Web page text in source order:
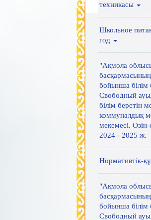
техникасы
Школьное
год
"Ақмола
бойынша білім
Свободный
білім беретін
коммуналдық
мекемесі. Өзін-
2024 - 2025 ж.
Нормативтік-
"Ақмола
бойынша білім
Свободный